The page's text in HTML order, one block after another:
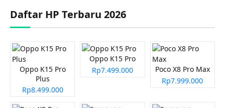
Daftar HP Terbaru 2026
Oppo K15 Pro
Plus
Rp8.499.000
Oppo K15 Pro
Rp7.499.000
Poco X8 Pro Max
Rp7.999.000